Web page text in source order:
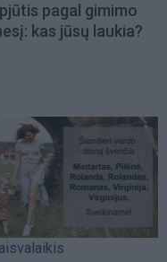
pagal gimimo
kas jūsų laukia?